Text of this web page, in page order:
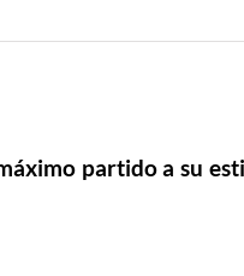
partido a su